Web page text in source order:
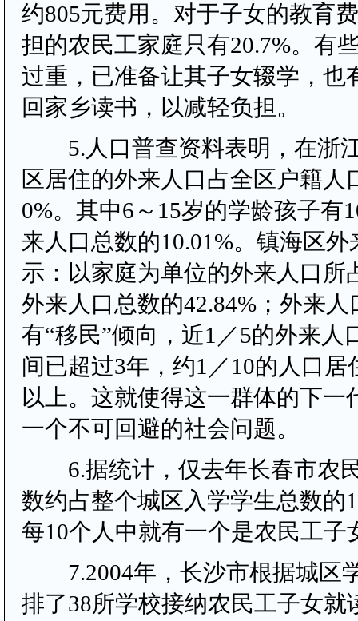
约805元费用。对于子女的教育
担的农民工家庭只有20.7%。有
过重，已准备让其子女辍学，也
回家乡读书，以减轻负担。
5.人口普查资料表明，在浙
区居住的外来人口占全区户籍人
0%。其中6～15岁的学龄孩子有
来人口总数的10.01%。镇海区
示：以家庭为单位的外来人口所
外来人口总数的42.84%；外来
有“移民”倾向，近1／5的外来人
间已超过3年，约1／10的人口居
以上。这就使得这一群体的下一
一个不可回避的社会问题。
6.据统计，仅去年长春市农
数约占整个城区入学学生总数的
每10个人中就有一个是农民工子
7.2004年，长沙市根据城区
排了38所学校接纳农民工子女就